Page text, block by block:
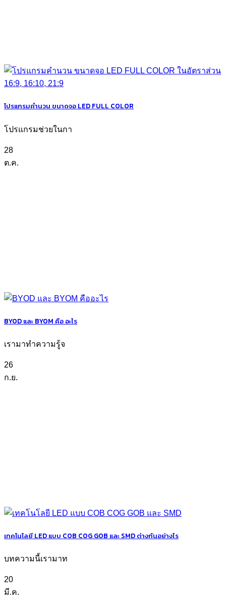
โปรแกรมคำนวน ขนาดจอ LED FULL COLOR
โปรแกรมช่วยในกา
28
ต.ค.
BYOD และ BYOM คือ อะไร
เรามาทำความรู้จ
26
ก.ย.
เทคโนโลยี LED แบบ COB COG GOB และ SMD ต่างกันอย่างไร
บทความนี้เรามาท
20
มี.ค.